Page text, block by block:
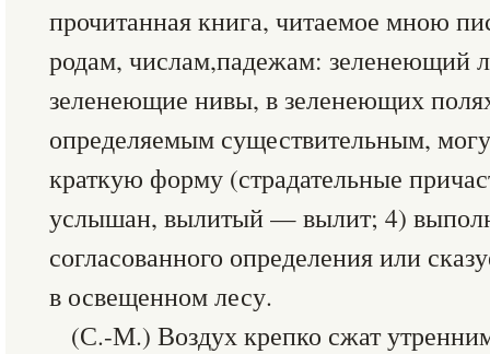
прочитанная книга, читаемое мною
родам, числам,падежам: зеленеющий
зеленеющие нивы, в зеленеющих
определяемым существительным,
краткую форму (страдательные
услышан, вылитый — вылит; 4)
согласованного определения или
в освещенном лесу.
(С.-М.) Воздух крепко сжат